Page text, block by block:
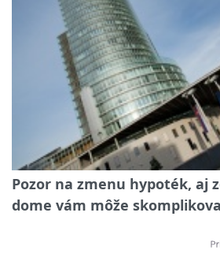
Pozor na zmenu hypoték, aj
dome vám môže